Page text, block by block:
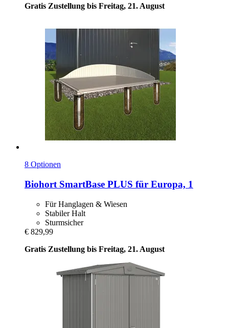
Gratis Zustellung bis Freitag, 21. August
8 Optionen
BiohortSmartBase PLUS für Europa, 1
Für Hanglagen & Wiesen
Stabiler Halt
Sturmsicher
€ 829,99
Gratis Zustellung bis Freitag, 21. August